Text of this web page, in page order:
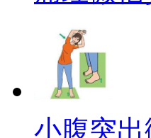
小腹突